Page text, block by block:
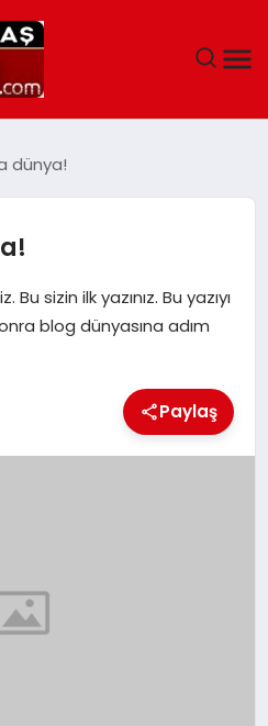
dünya!
sizin ilk yazınız. Bu yazıyı
blog dünyasına adım
Paylaş